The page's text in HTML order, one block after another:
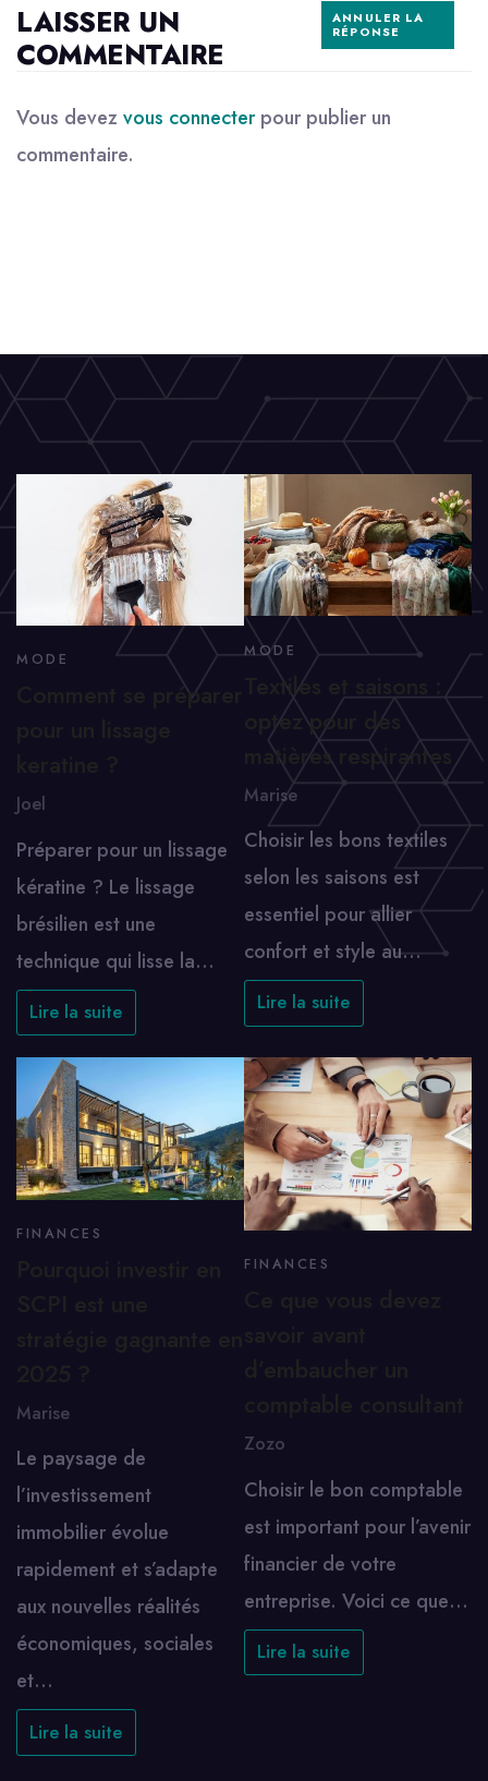
LAISSER UN
COMMENTAIRE
ANNULER LA
RÉPONSE
Vous devez vous connecterpour publier un
commentaire.
MODE
Comment se préparer
Joel
Préparer pour un lissage
kératine ? Le lissage
brésilien est une
technique qui lisse la…
Lire la suite
MODE
Textiles et saisons :
optez pour des
matières respirantes
Marise
Choisir les bons textiles
selon les saisons est
essentiel pour allier
confort et style au…
Lire la suite
FINANCES
Marise
Le paysage de
l’investissement
immobilier évolue
rapidement et s’adapte
aux nouvelles réalités
économiques, sociales
et…
Lire la suite
FINANCES
Zozo
Choisir le bon comptable
est important pour l’avenir
financier de votre
entreprise. Voici ce que…
Lire la suite